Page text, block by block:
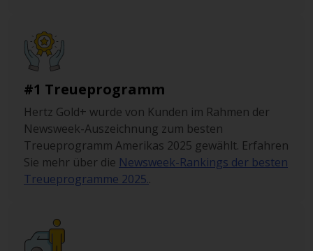
#1 Treueprogramm
Hertz Gold+ wurde von Kunden im Rahmen der
Newsweek-Auszeichnung zum besten
Treueprogramm Amerikas 2025 gewählt. Erfahren
Sie mehr über die Newsweek-Rankings der besten
Treueprogramme 2025..